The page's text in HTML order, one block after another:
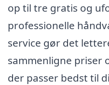
op til tre gratis og
professionelle
service gør det
sammenligne priser
der passer bedst til